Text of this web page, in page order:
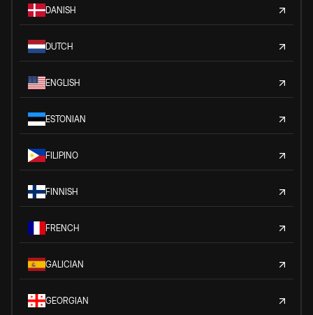
DANISH
DUTCH
ENGLISH
ESTONIAN
FILIPINO
FINNISH
FRENCH
GALICIAN
GEORGIAN